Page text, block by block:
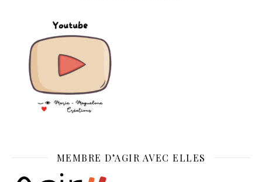
MEMBRE D’AGIR AVEC ELLES